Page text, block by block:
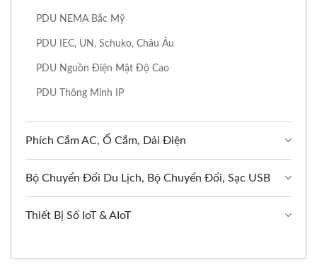
PDU NEMA Bắc Mỹ
PDU IEC, UN, Schuko, Châu Âu
PDU Nguồn Điện Mật Độ Cao
PDU Thông Minh IP
Phích Cắm AC, Ổ Cắm, Dải Điện
Bộ Chuyển Đổi Du Lịch, Bộ Chuyển Đổi, Sạc USB
Thiết Bị Số IoT & AIoT